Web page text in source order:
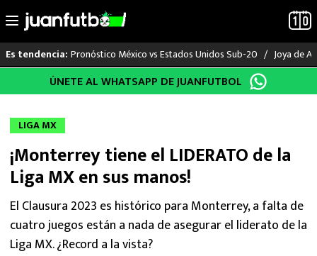
al
Es tendencia: Pronóstico México vs Estados Unidos Sub-20 Joya de
LO ÚLTIMO
LIGA MX
RAYADOS
PUMAS
ATLANTE
ÚNETE AL WHATSAPP DE JUANFUTBOL
LIGA MX
¡Monterrey tiene el LIDERATO de la
Liga MX en sus manos!
El Clausura 2023 es histórico para Monterrey, a falta de
cuatro juegos están a nada de asegurar el liderato de la
Liga MX. ¿Record a la vista?